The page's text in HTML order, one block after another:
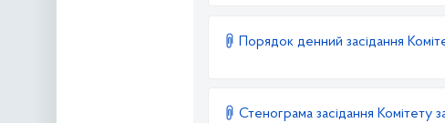
Порядок денний засідання
Стенограма засідання Комітету